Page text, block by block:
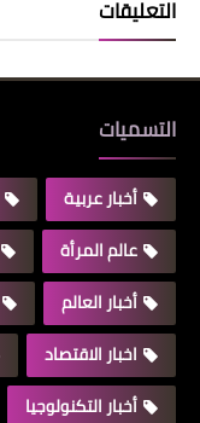
التعليقات
التسميات
أخبار عربية
عالم المرأة
أخبار العالم
اخبار الاقتصاد
أخبار التكنولوجيا